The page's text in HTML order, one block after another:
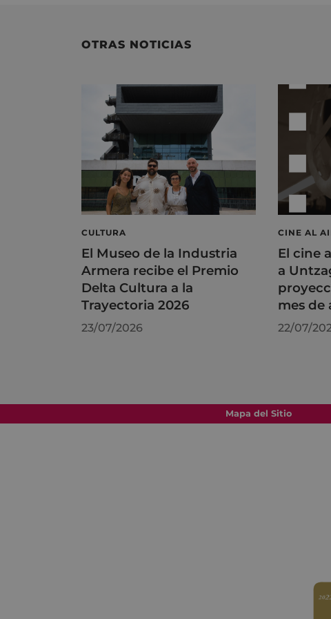
OTRAS NOTICIAS
CULTURA
El Museo de la Industria
Armera recibe el Premio
Delta Cultura a la
Trayectoria 2026
23/07/2026
CINE AL
El cine
a
mes de
22/07/
Mapa del Sitio